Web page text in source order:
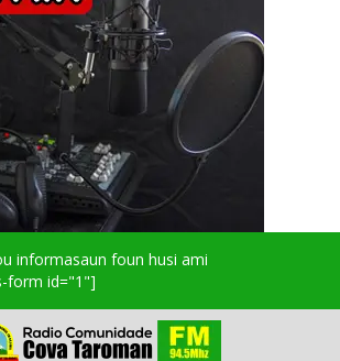
informasaun foun husi ami
form id="1"]